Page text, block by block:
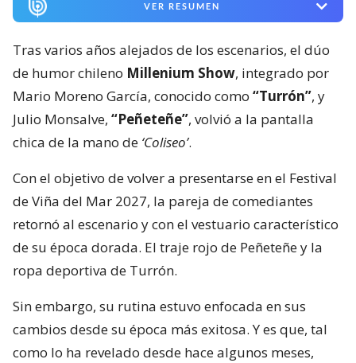
VER RESUMEN
Tras varios años alejados de los escenarios, el dúo
de humor chileno Millenium Show, integrado por
Mario Moreno García, conocido como “Turrón”, y
Julio Monsalve, “Peñeteñe”, volvió a la pantalla
chica de la mano de ‘Coliseo’.
Con el objetivo de volver a presentarse en el Festival
de Viña del Mar 2027, la pareja de comediantes
retornó al escenario y con el vestuario característico
de su época dorada. El traje rojo de Peñeteñe y la
ropa deportiva de Turrón.
Sin embargo, su rutina estuvo enfocada en sus
cambios desde su época más exitosa. Y es que, tal
como lo ha revelado desde hace algunos meses,